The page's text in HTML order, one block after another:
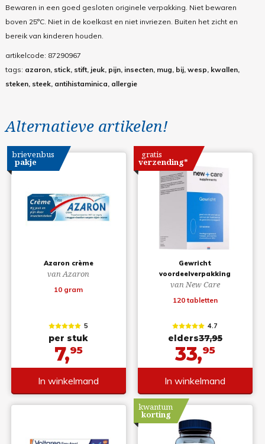
Bewaren in een goed gesloten originele verpakking. Niet bewaren
boven 25°C. Niet in de koelkast en niet invriezen. Buiten het zicht en
bereik van kinderen houden.
artikelcode: 87290967
tags: azaron, stick, stift, jeuk, pijn, insecten, mug, bij, wesp, kwallen,
steken, steek, antihistaminica, allergie
Alternatieve artikelen!
Azaron crème
van Azaron
10 gram
brievenbus
pakje
5
per stuk
7,95
In winkelmand
Gewricht
voordeelverpakking
van New Care
120 tabletten
gratis
verzending*
4.7
elders37,95
33,95
In winkelmand
kwantum
korting